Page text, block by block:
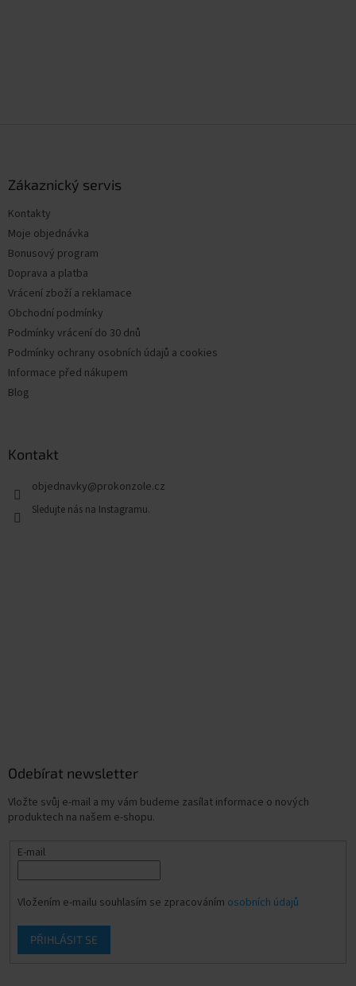
Zákaznický servis
Kontakty
Moje objednávka
Bonusový program
Doprava a platba
Vrácení zboží a reklamace
Obchodní podmínky
Podmínky vrácení do 30 dnů
Podmínky ochrany osobních údajů a cookies
Informace před nákupem
Blog
Kontakt
objednavky@prokonzole.cz
Odebírat newsletter
Vložte svůj e-mail a my vám budeme zasílat informace o nových
produktech na našem e-shopu.
E-mail
Vložením e-mailu souhlasím se zpracováním osobních údajů
PŘIHLÁSIT SE